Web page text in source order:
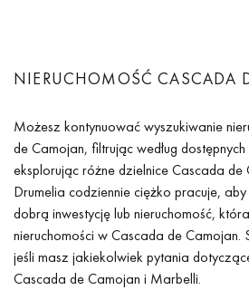
NIERUCHOMOŚĆ CASCADA
Możesz kontynuować wyszukiwanie
de Camojan, filtrując według
eksplorując różne dzielnice Cascada de
Drumelia codziennie ciężko pracuje,
dobrą inwestycję lub nieruchomość,
nieruchomości w Cascada de Camojan.
jeśli masz jakiekolwiek pytania
Cascada de Camojan i Marbelli.